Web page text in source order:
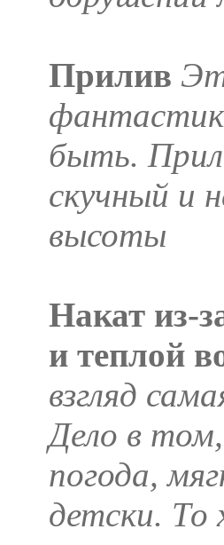
Прилив
быть.
скучный и
высоты
Накат из-
и теплой
взгляд
Дело в
погода,
детски. То